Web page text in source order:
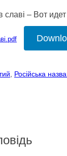
славі – Вот
, Російська